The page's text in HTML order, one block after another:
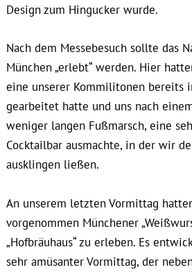
Design zum Hingucker wurde.
Nach dem Messebesuch sollte das
München „erlebt“ werden. Hier
eine unserer Kommilitonen bereits
gearbeitet hatte und uns nach
weniger langen Fußmarsch, eine
Cocktailbar ausmachte, in der wir
ausklingen ließen.
An unserem letzten Vormittag
vorgenommen Münchener
„Hofbräuhaus“ zu erleben. Es
sehr amüsanter Vormittag, der